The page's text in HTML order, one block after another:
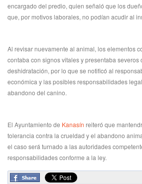
encargado del predio, quien señaló que los
que, por motivos laborales, no podían acudir al
Al revisar nuevamente al animal, los elementos
contaba con signos vitales y presentaba
deshidratación, por lo que se notificó al
económica y las posibles responsabilidades
abandono del canino.
El Ayuntamiento de Kanasín reiteró que
tolerancia contra la crueldad y el abandono
el caso será turnado a las autoridades
responsabilidades conforme a la ley.